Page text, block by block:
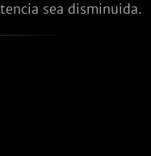
sea disminuida.